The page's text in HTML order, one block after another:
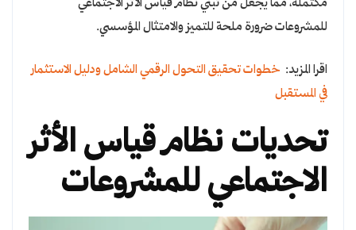
مكتملة، مما يجعل من تبني نظام قياس الأثر الاجتماعي
للمشروعات ضرورة ملحة للتميز والامتثال المؤسسي.
اقرا المزيد: خطوات تحقيق التحول الرقمي الشامل ودليل الاستثمار
في المستقبل
تحديات نظام قياس الأثر
الاجتماعي للمشروعات